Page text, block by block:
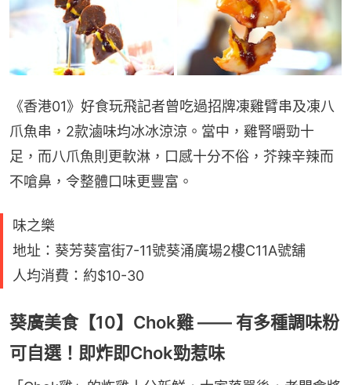
《香港01》好食玩飛記者曾吃過招牌凍雞臂串及凍八
爪魚串，2款滷味均冰冰涼涼。當中，雞腎嚼勁十
足，而八爪魚則更軟淋，口感十分不俗，芥辣辛辣而
不嗆鼻，令整體口味更豐富。
味之樂
地址：葵芳葵富街7-11號葵涌廣場2樓C11A號舖
人均消費：約$10-30
葵廣美食【10】Chok雞 —— 有多種調味粉
可自選！即炸即Chok勁惹味